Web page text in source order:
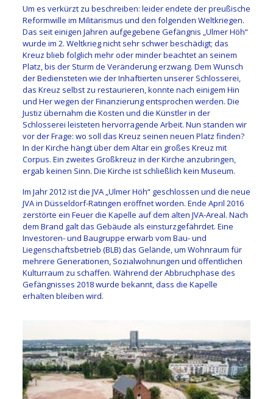
Um es verkürzt zu beschreiben: leider endete der preußische
Reformwille im Militarismus und den folgenden Weltkriegen.
Das seit einigen Jahren aufgegebene Gefängnis „Ulmer Höh“
wurde im 2. Weltkrieg nicht sehr schwer beschädigt; das
Kreuz blieb folglich mehr oder minder beachtet an seinem
Platz, bis der Sturm de Veränderung erzwang. Dem Wunsch
der Bediensteten wie der Inhaftierten unserer Schlosserei,
das Kreuz selbst zu restaurieren, konnte nach einigem Hin
und Her wegen der Finanzierung entsprochen werden. Die
Justiz übernahm die Kosten und die Künstler in der
Schlosserei leisteten hervorragende Arbeit. Nun standen wir
vor der Frage: wo soll das Kreuz seinen neuen Platz finden?
In der Kirche hängt über dem Altar ein großes Kreuz mit
Corpus. Ein zweites Großkreuz in der Kirche anzubringen,
ergab keinen Sinn. Die Kirche ist schließlich kein Museum.
Im Jahr 2012 ist die JVA „Ulmer Höh“ geschlossen und die neue
JVA in Düsseldorf-Ratingen eröffnet worden. Ende April 2016
zerstörte ein Feuer die Kapelle auf dem alten JVA-Areal. Nach
dem Brand galt das Gebäude als einsturzgefährdet. Eine
Investoren- und Baugruppe erwarb vom Bau- und
Liegenschaftsbetrieb (BLB) das Gelände, um Wohnraum für
mehrere Generationen, Sozialwohnungen und öffentlichen
Kulturraum zu schaffen. Während der Abbruchphase des
Gefängnisses 2018 wurde bekannt, dass die Kapelle
erhalten bleiben wird.